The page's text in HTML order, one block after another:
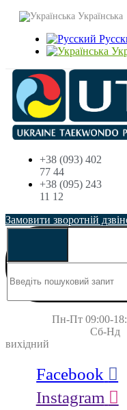
Українська
+38 (093) 402
77 44
+38 (095) 243
11 12
Замовити зворотній
Пн-Пт 09:00-
Сб-Нд
вихідний
Facebook
Instagram